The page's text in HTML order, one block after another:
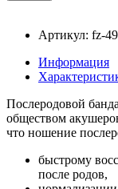
Артикул: fz-
Информация
Послеродовой
обществом
что ношение
быстрому
после родов,